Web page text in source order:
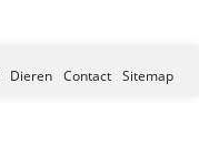
Dieren Contact Sitemap